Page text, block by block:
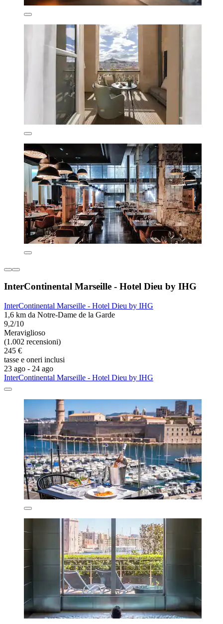
InterContinental Marseille - Hotel Dieu by IHG
InterContinental Marseille - Hotel Dieu by IHG
1,6 km da Notre-Dame de la Garde
9,2/10
Meraviglioso
(1.002 recensioni)
245 €
tasse e oneri inclusi
23 ago - 24 ago
InterContinental Marseille - Hotel Dieu by IHG